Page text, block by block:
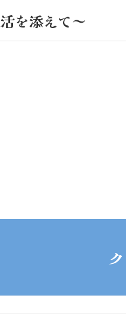
を添えて～